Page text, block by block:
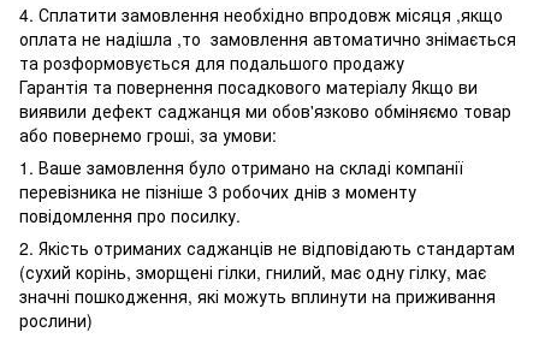
4. Сплатити замовлення необхідно впродовж місяця ,якщо
оплата не надішла ,то замовлення автоматично знімається
та розформовується для подальшого продажу
Гарантія та повернення посадкового матеріалу Якщо ви
виявили дефект саджанця ми обов'язково обміняємо товар
або повернемо гроші, за умови:
1. Ваше замовлення було отримано на складі компанії
перевізника не пізніше 3 робочих днів з моменту
повідомлення про посилку.
2. Якість отриманих саджанців не відповідають стандартам
(сухий корінь, зморщені гілки, гнилий, має одну гілку, має
значні пошкодження, які можуть вплинути на приживання
рослини)